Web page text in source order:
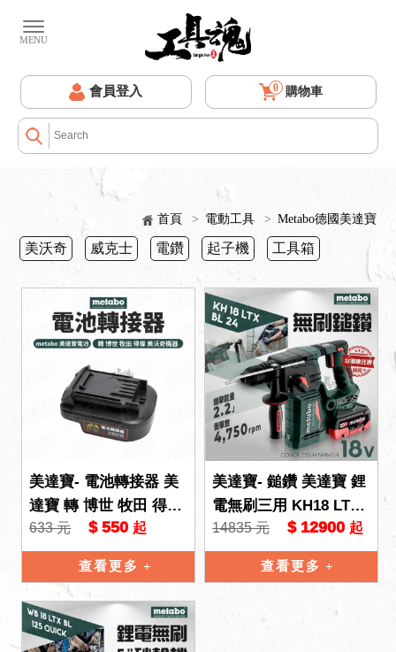
會員登入 0 購物車
首頁 > 電動工具 > Metabo德國美達寶
美沃奇 威克士 電鑽 起子機 工具箱
美達寶- 電池轉接器 美
達寶 轉 博世 牧田 得偉
美沃奇 機器
633 元 $ 550 起
查看更多
美達寶- 鎚鑽 美達寶 鋰
電無刷三用 KH18 LTX
BL24 18V 5.5HD 雙電
充電鎚
14835 元 $ 12900 起
查看更多